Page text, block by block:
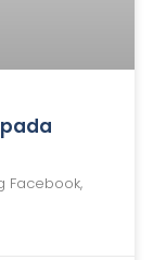
Facebook,